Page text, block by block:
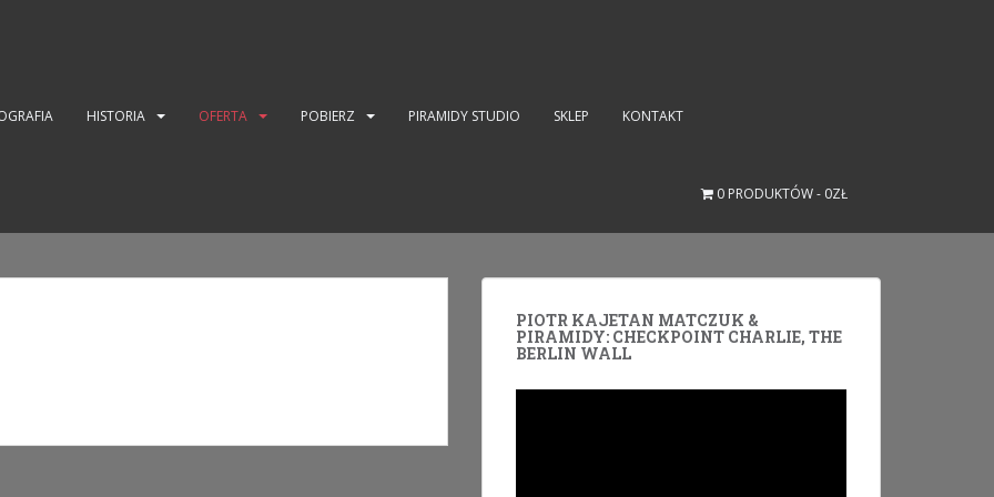
HISTORIA OFERTA POBIERZ PIRAMIDY STUDIO SKLEP KONTAKT
0 PRODUKTÓW 0ZŁ
PIOTR KAJETAN MATCZUK &
PIRAMIDY: CHECKPOINT CHARLIE, THE
BERLIN WALL